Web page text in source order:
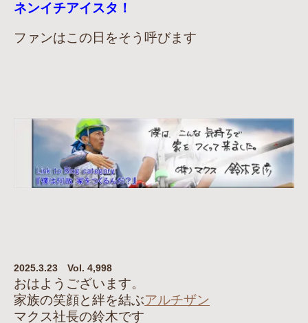
ネンイチアイスタ！
ファンはこの日をそう呼びます
2025.3.23 Vol. 4,998
おはようございます。
家族の笑顔と絆を結ぶアルチザン
マクス社長の鈴木です